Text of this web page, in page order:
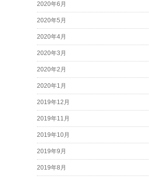
2020年6月
2020年5月
2020年4月
2020年3月
2020年2月
2020年1月
2019年12月
2019年11月
2019年10月
2019年9月
2019年8月